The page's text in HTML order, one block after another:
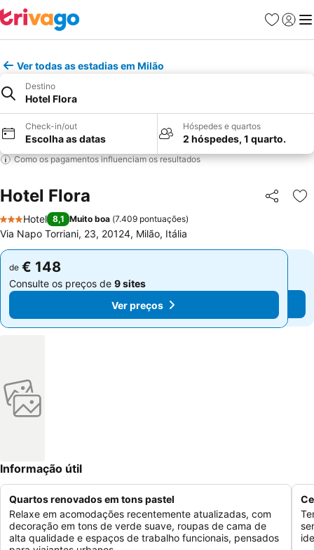
Favoritos
Iniciar
Ver todas as estadias em Milão
Destino
Hotel Flora
Check-in/out
Escolha as datas
Hóspedes e quartos
2 hóspedes, 1 quarto.
Como os pagamentos influenciam os resultados
Hotel Flora Partilhar
3 Estrelas
Hotel 8,1 Muito boa (7.409 pontuações)
Via Napo Torriani, 23, 20124, Milão, Itália
de € 148
Consulte os preços de 9 sites
Ver preços
de € 148
Consulte os preços de 9 sites
Ver preços
Informação útil
Quartos renovados em tons pastel
Relaxe em acomodações recentemente atualizadas, com
decoração em tons de verde suave, roupas de cama de
alta qualidade e espaços de trabalho funcionais, pensados